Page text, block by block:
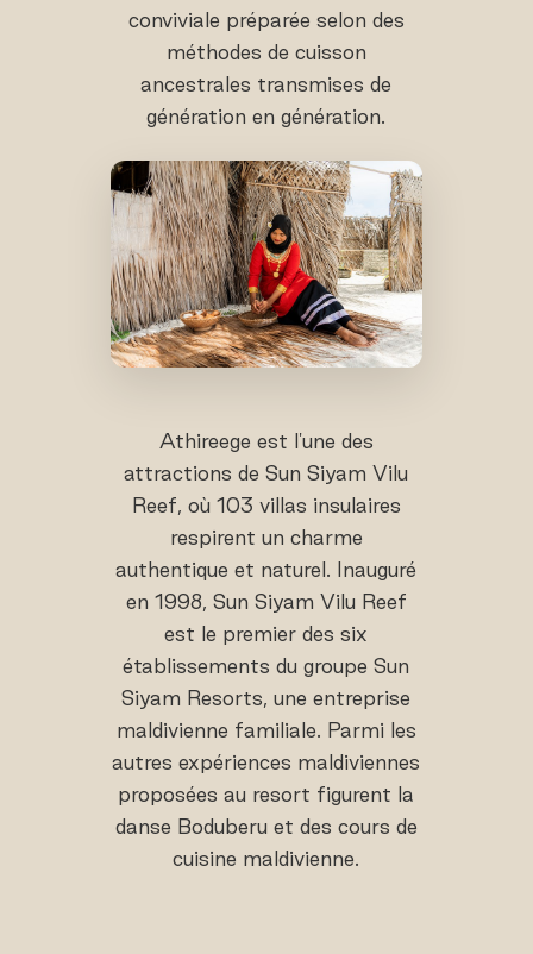
conviviale préparée selon des
méthodes de cuisson
ancestrales transmises de
génération en génération.
Athireege est l'une des
attractions de Sun Siyam Vilu
Reef, où 103 villas insulaires
respirent un charme
authentique et naturel. Inauguré
en 1998, Sun Siyam Vilu Reef
est le premier des six
établissements du groupe Sun
Siyam Resorts, une entreprise
maldivienne familiale. Parmi les
autres expériences maldiviennes
proposées au resort figurent la
danse Boduberu et des cours de
cuisine maldivienne.